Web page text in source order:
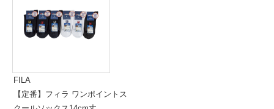
FILA
【定番】フィラ ワンポイントス